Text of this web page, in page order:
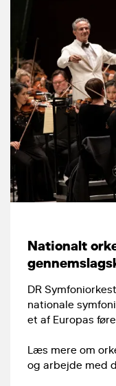
Nationalt
DR
nationale
et af Europas
Læs mere om
og arbejde med